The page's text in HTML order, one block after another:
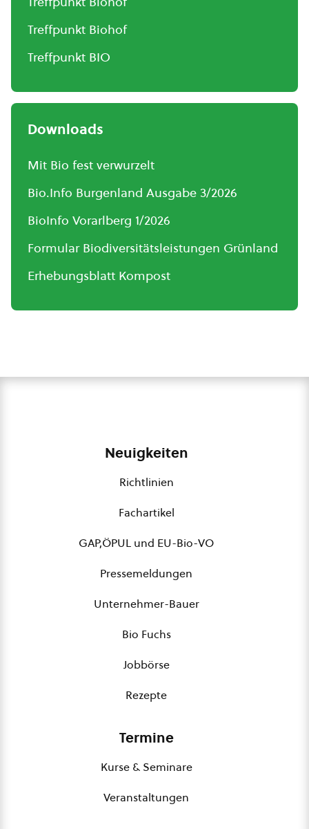
Treffpunkt Biohof
Treffpunkt BIO
Downloads
Mit Bio fest verwurzelt
Bio.Info Burgenland Ausgabe 3/2026
BioInfo Vorarlberg 1/2026
Formular Biodiversitätsleistungen Grünland
Erhebungsblatt Kompost
Neuigkeiten
Richtlinien
Fachartikel
GAP,ÖPUL und EU-Bio-VO
Pressemeldungen
Unternehmer-Bauer
Bio Fuchs
Jobbörse
Rezepte
Termine
Kurse & Seminare
Veranstaltungen